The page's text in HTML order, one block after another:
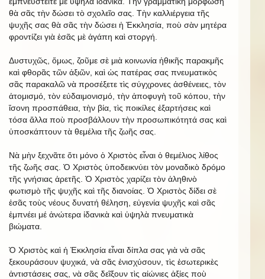
θὰ σᾶς τὴν δώσει τὸ σχολεῖο σας. Τὴν καλλιέργεια τῆς
ψυχῆς σας θὰ σᾶς τὴν δώσει ἡ Ἐκκλησία, ποὺ σὰν μητέρα
φροντίζει γιὰ ἐσᾶς μὲ ἀγάπη καὶ στοργή.
Δυστυχῶς, ὅμως, ζοῦμε σὲ μιὰ κοινωνία ἠθικῆς παρακμῆς
καὶ φθορᾶς τῶν ἀξιῶν, καὶ ὡς πατέρας σας πνευματικὸς
σᾶς παρακαλῶ νὰ προσέξετε τὶς σύγχρονες ἀσθένειες, τὸν
ἀτομισμό, τὸν εὐδαιμονισμό, τὴν ἀποφυγὴ τοῦ κόπου, τὴν
ἴσονη προσπάθεια, τὴν βία, τὶς ποικίλες ἐξαρτήσεις καὶ
τόσα ἄλλα ποὺ προσβάλλουν τὴν προσωπικότητά σας καὶ
ὑποσκάπτουν τὰ θεμέλια τῆς ζωῆς σας.
Νὰ μὴν ξεχνᾶτε ὅτι μόνo ὁ Χριστὸς εἶναι ὁ θεμέλιος λίθος
τῆς ζωῆς σας. Ὁ Χριστὸς ὑποδεικνύει τὸν μοναδικὸ δρόμο
τῆς γνήσιας ἀρετῆς. Ὁ Χριστὸς χαρίζει τὸν ἀληθινὸ
φωτισμὸ τῆς ψυχῆς καὶ τῆς διανοίας. Ὁ Χριστὸς δίδει σὲ
ἐσᾶς τοὺς νέους δυνατή θέληση, εὐγενία ψυχῆς καὶ σᾶς
ἐμπνέει μέ ἀνώτερα ἰδανικὰ καὶ ὑψηλὰ πνευματικὰ
βιώματα.
Ὁ Χριστὸς καὶ ἡ Ἐκκλησία εἶναι δίπλα σας γιὰ νὰ σᾶς
ξεκουράσουν ψυχικά, νὰ σᾶς ἐνισχύσουν, τὶς ἐσωτερικὲς
ἀντιστάσεις σας, νὰ σᾶς δεῖξουν τὶς αἰώνιες ἀξίες ποὺ